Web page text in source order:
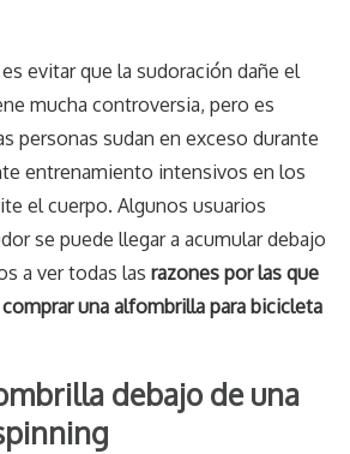
evitar que la sudoración dañe el
mucha controversia, pero es
personas sudan en exceso durante
entrenamiento intensivos en los
el cuerpo. Algunos usuarios
se puede llegar a acumular debajo
a ver todas las razones por las que
una alfombrilla para bicicleta
debajo de una